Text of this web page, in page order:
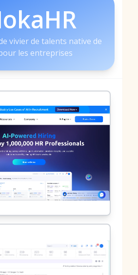
vivier de talents native de
les entreprises